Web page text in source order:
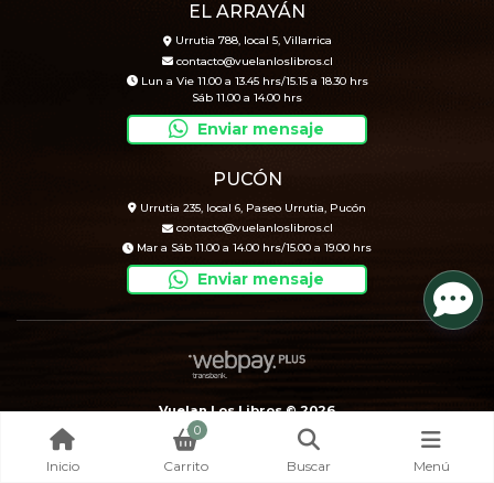
EL ARRAYÁN
Urrutia 788, local 5, Villarrica
contacto@vuelanloslibros.cl
Lun a Vie 11.00 a 13.45 hrs/15.15 a 18.30 hrs
Sáb 11.00 a 14.00 hrs
Enviar mensaje
PUCÓN
Urrutia 235, local 6, Paseo Urrutia, Pucón
contacto@vuelanloslibros.cl
Mar a Sáb 11.00 a 14.00 hrs/15.00 a 19.00 hrs
Enviar mensaje
Vuelan Los Libros © 2026
Creado por
Bsale
Inicio
0
Carrito Buscar Menú